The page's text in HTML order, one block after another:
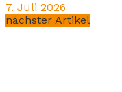
7. Juli 2026
nächster Artikel